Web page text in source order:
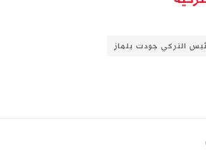
التركي جودت يلماز